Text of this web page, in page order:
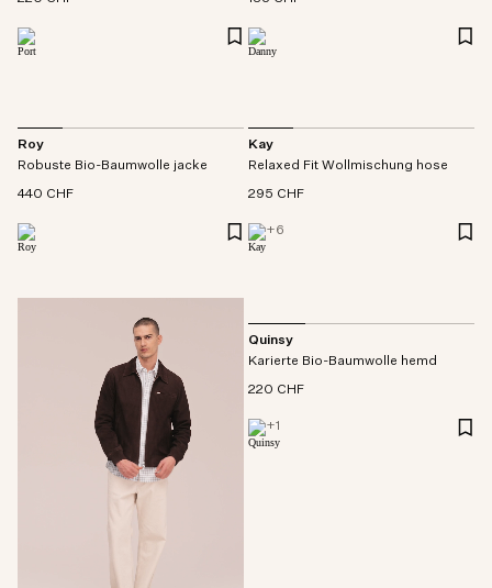
Roy
Robuste Bio-Baumwolle jacke
440 CHF
Kay
Relaxed Fit Wollmischung hose
295 CHF
+6
Quinsy
Karierte Bio-Baumwolle hemd
220 CHF
+1